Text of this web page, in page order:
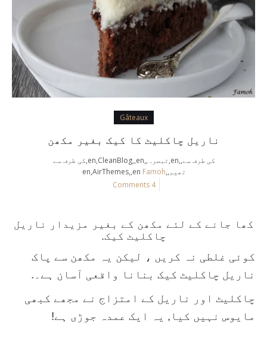
Gâteaux
ناریل چاکلیٹ کا کیک بغیر مکھن
کی طرف سے,,en,تبصرہ,,en,CleanBlog,,en,کی طرف سے
تھیم,,en,AirThemes,,enFamoh
4 Comments
کھا جانے کے لئے مکھن کے بغیر مزیدار ناریل
چاکلیٹ کیک.
کوئی غلطی نہ کریں ، لیکن یہ مکھن سے پاک
ناریل چاکلیٹ کیک بنانا واقعی آسان ہے۔.
چاکلیٹ اور ناریل کے امتزاج نے مجھے کبھی
مایوس نہیں کیا, یہ ایک عمدہ جوڑی ہے!